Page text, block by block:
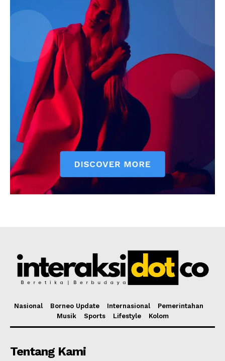
Nasional Borneo Update Internasional
Pemerintahan
Musik
Sports Lifestyle Kolom
Tentang Kami